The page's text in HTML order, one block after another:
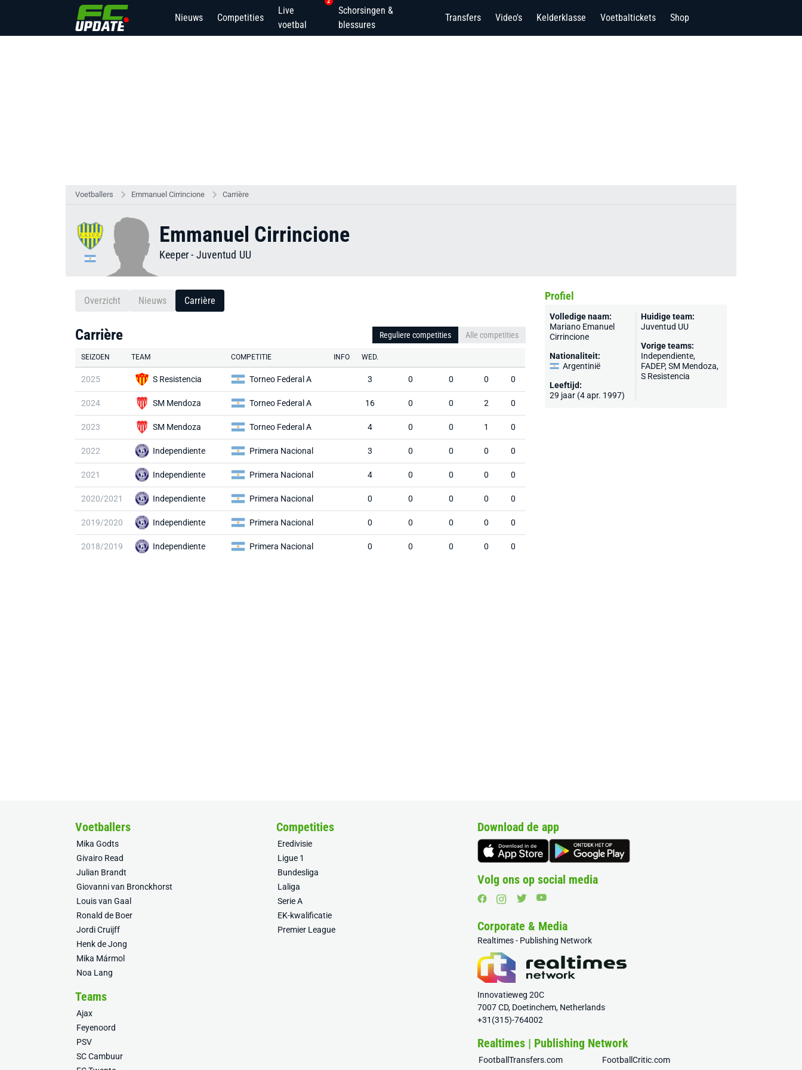
Nieuws Competities
Live
voetbal
Schorsingen &
blessures
Transfers Video's Kelderklasse Voetbaltickets Shop
Voetballers Emmanuel Cirrincione Carrière
Emmanuel Cirrincione
Keeper- Juventud UU
Overzicht Nieuws Carrière
Carrière Reguliere competities Alle competities
SEIZOEN TEAM COMPETITIE INFO WED.
2025 S Resistencia Torneo Federal A 3 0 0 0 0
2024 SM Mendoza Torneo Federal A 16 0 0 2 0
2023 SM Mendoza Torneo Federal A 4 0 0 1 0
2022 Independiente Primera Nacional 3 0 0 0 0
2021 Independiente Primera Nacional 4 0 0 0 0
2020/2021 Independiente Primera Nacional 0 0 0 0 0
2019/2020 Independiente Primera Nacional 0 0 0 0 0
2018/2019 Independiente Primera Nacional 0 0 0 0 0
Profiel
Volledige naam:
Mariano Emanuel
Cirrincione
Nationaliteit:
Argentinië
Leeftijd:
29 jaar (4 apr. 1997)
Huidige team:
Juventud UU
Vorige teams:
Independiente,
FADEP, SM Mendoza,
S Resistencia
Voetballers
Mika Godts
Givairo Read
Julian Brandt
Giovanni van Bronckhorst
Louis van Gaal
Ronald de Boer
Jordi Cruijff
Henk de Jong
Mika Mármol
Noa Lang
Competities
Eredivisie
Ligue 1
Bundesliga
Laliga
Serie A
EK-kwalificatie
Premier League
Teams
Ajax
Feyenoord
PSV
SC Cambuur
Download de app
Volg ons op social media
Corporate & Media
Realtimes - Publishing Network
Innovatieweg 20C
7007 CD, Doetinchem, Netherlands
+31(315)-764002
Realtimes | Publishing Network
FootballTransfers.com
FootballCritic.com